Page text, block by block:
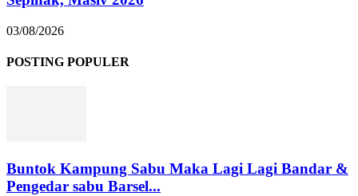
03/08/2026
POSTING POPULER
Buntok Kampung Sabu Maka Lagi Lagi Bandar &
Pengedar sabu Barsel...